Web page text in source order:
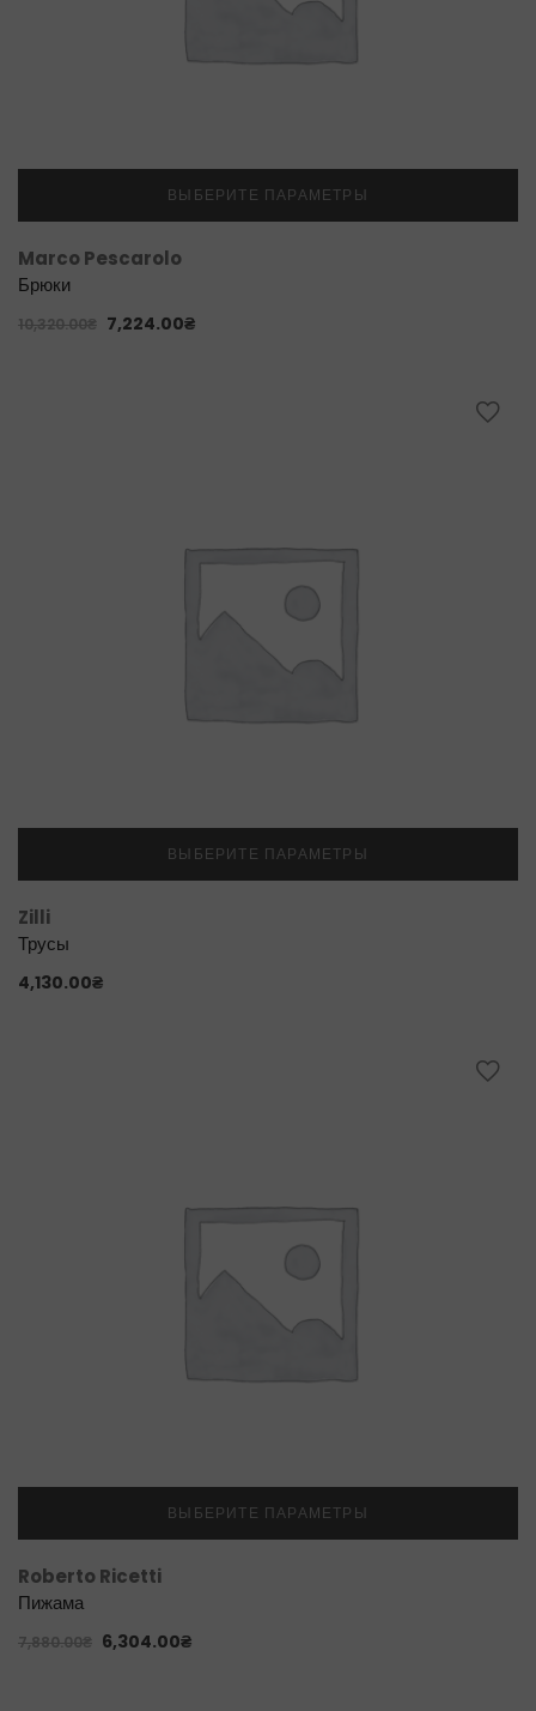
ВЫБЕРИТЕ ПАРАМЕТРЫ
Marco Pescarolo
Брюки
10,320.00₴ 7,224.00₴
ВЫБЕРИТЕ ПАРАМЕТРЫ
Zilli
Трусы
4,130.00₴
ВЫБЕРИТЕ ПАРАМЕТРЫ
Roberto Ricetti
Пижама
7,880.00₴ 6,304.00₴